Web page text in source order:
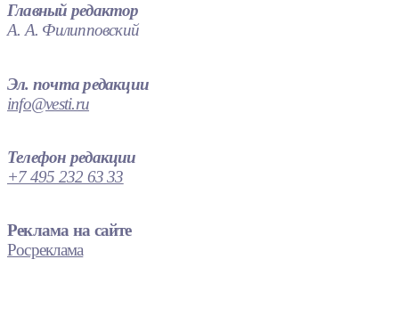
Главный редактор
А. А. Филипповский
Эл. почта редакции
info@vesti.ru
Телефон редакции
+7 495 232 63 33
Реклама на сайте
Росреклама